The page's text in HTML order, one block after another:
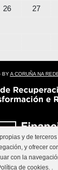
26 27
BYA CORUÑA NA
y de
y ofrecer
con la
de cookies. .